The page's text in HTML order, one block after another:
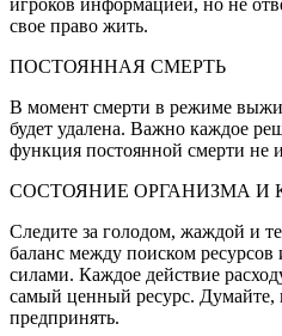
свое право жить.
ПОСТОЯННАЯ СМЕРТЬ
В момент смерти в режиме
будет удалена. Важно каждое
функция постоянной смерти не
СОСТОЯНИЕ ОРГАНИЗМА И
Следите за голодом, жаждой и
баланс между поиском ресурсов
силами. Каждое действие
самый ценный ресурс. Думайте,
предпринять.